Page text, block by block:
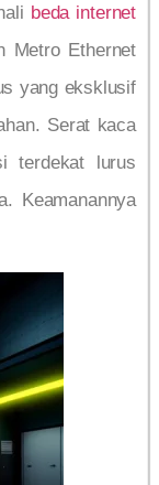
beda internet
Metro Ethernet
yang eksklusif
Serat kaca
terdekat lurus
Keamanannya